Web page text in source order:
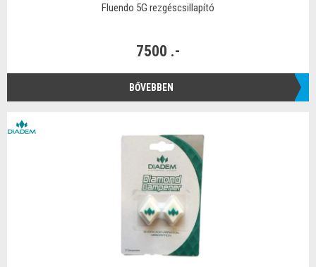
Fluendo 5G rezgéscsillapító
7500 .-
BŐVEBBEN